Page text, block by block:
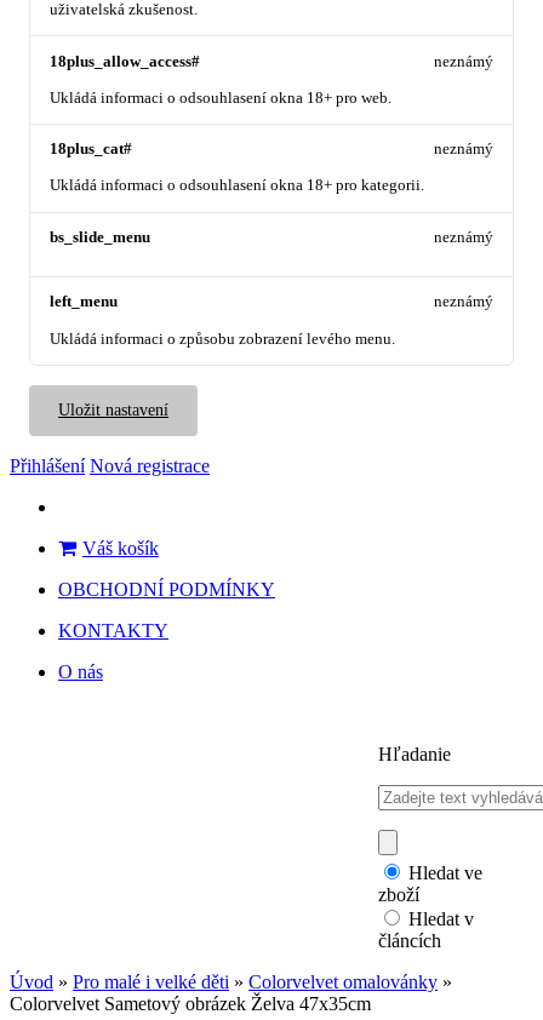
uživatelská zkušenost.
18plus_allow_access#
Ukládá informaci o odsouhlasení okna 18+ pro web.
neznámý
18plus_cat#
Ukládá informaci o odsouhlasení okna 18+ pro kategorii.
neznámý
bs_slide_menu neznámý
left_menu
Ukládá informaci o způsobu zobrazení levého menu.
neznámý
Uložit nastavení
Přihlášení Nová registrace
Váš košík
OBCHODNÍ PODMÍNKY
KONTAKTY
O nás
Hľadanie
Hledat ve
zboží
Hledat v
článcích
Úvod » Pro malé i velké děti » Colorvelvet omalovánky »
Colorvelvet Sametový obrázek Želva 47x35cm